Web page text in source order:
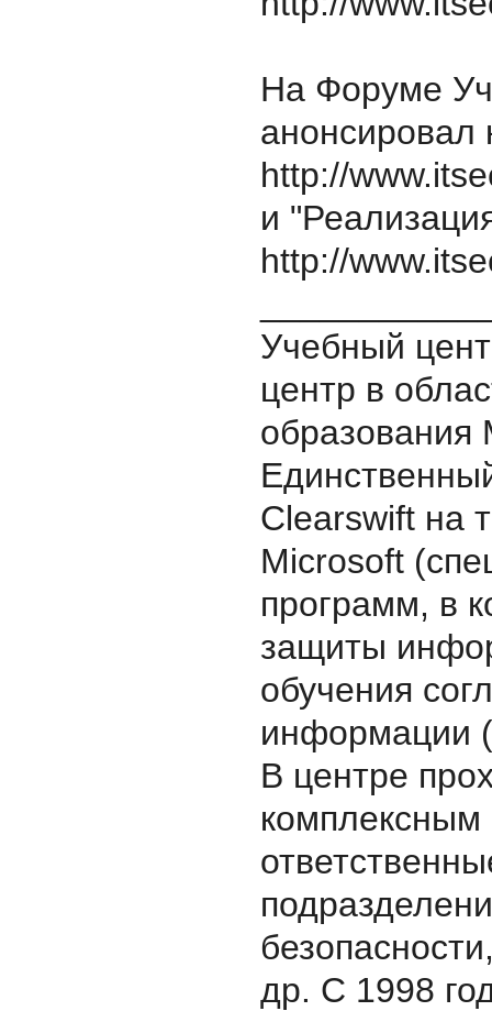
На Форуме
анонсировал
http://
и
http://
Учебный
центр в
Clearswift на
Microsoft
программ, в
защиты
обучения
информации
В центре
комплексным
др. С 1998